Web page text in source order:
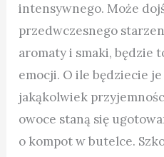
intensywnego. Może
przedwczesnego
aromaty i smaki, będzie
emocji. O ile będziecie
jakąkolwiek
owoce staną się
o kompot w butelce.